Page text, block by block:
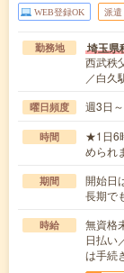
WEB登録OK 派遣
勤務地 埼玉県
西武秩
／白久
曜日頻度 週3日
時間
★1日6
められ
期間
開始日
長期で
時給
無資格
日払い
は手続